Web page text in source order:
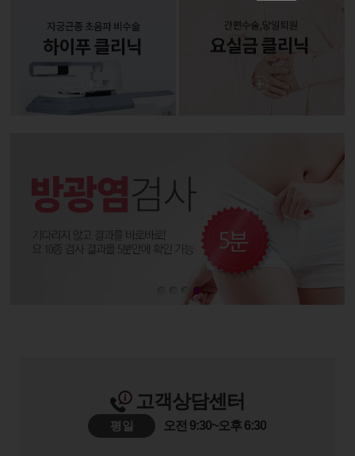
고객상담센터
평일 오전 9:30~오후 6:30